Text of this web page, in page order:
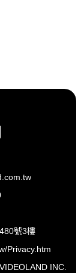
號3樓
Privacy.htm
INC.